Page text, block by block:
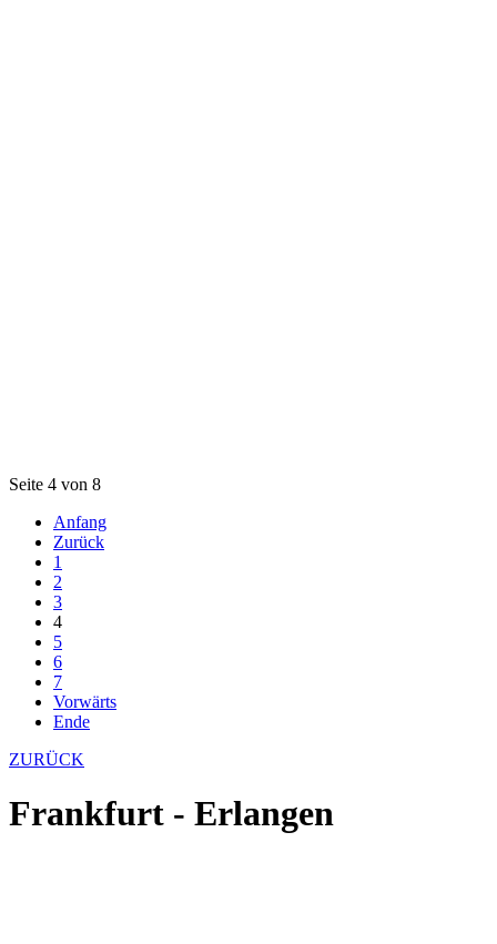
Seite 4 von 8
Anfang
Zurück
1
2
3
4
5
6
7
Vorwärts
Ende
ZURÜCK
Frankfurt - Erlangen